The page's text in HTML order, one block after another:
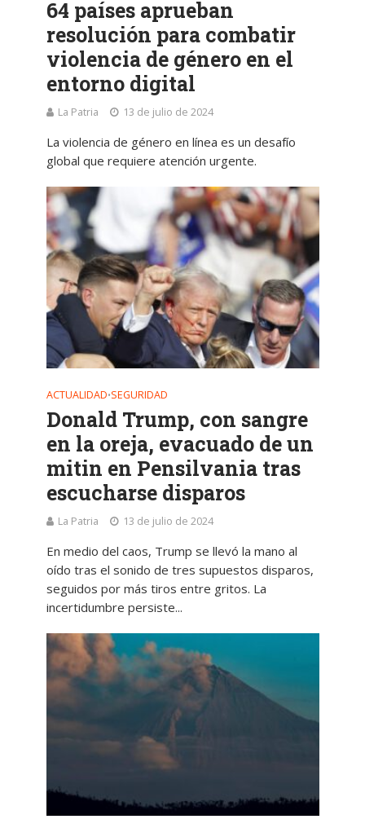
64 países aprueban
resolución para combatir
violencia de género en el
entorno digital
La Patria 13 de julio de 2024
La violencia de género en línea es un desafío
global que requiere atención urgente.
ACTUALIDAD•SEGURIDAD
Donald Trump, con sangre
en la oreja, evacuado de un
mitin en Pensilvania tras
escucharse disparos
La Patria 13 de julio de 2024
En medio del caos, Trump se llevó la mano al
oído tras el sonido de tres supuestos disparos,
seguidos por más tiros entre gritos. La
incertidumbre persiste...